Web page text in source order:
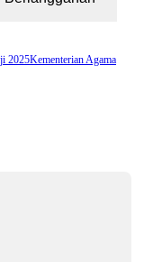
2025Kementerian Agama